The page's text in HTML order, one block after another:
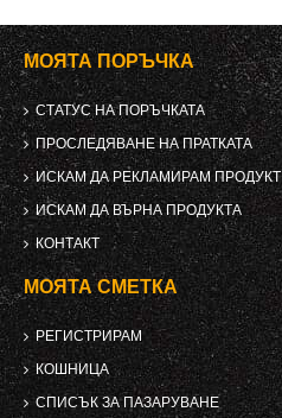
МОЯТА ПОРЪЧКА
СТАТУС НА ПОРЪЧКАТА
ПРОСЛЕДЯВАНЕ НА ПРАТКАТА
ИСКАМ ДА РЕКЛАМИРАМ ПРОДУКТ
ИСКАМ ДА ВЪРНА ПРОДУКТА
КОНТАКТ
МОЯТА СМЕТКА
РЕГИСТРИРАМ
КОШНИЦА
СПИСЪК ЗА ПАЗАРУВАНЕ